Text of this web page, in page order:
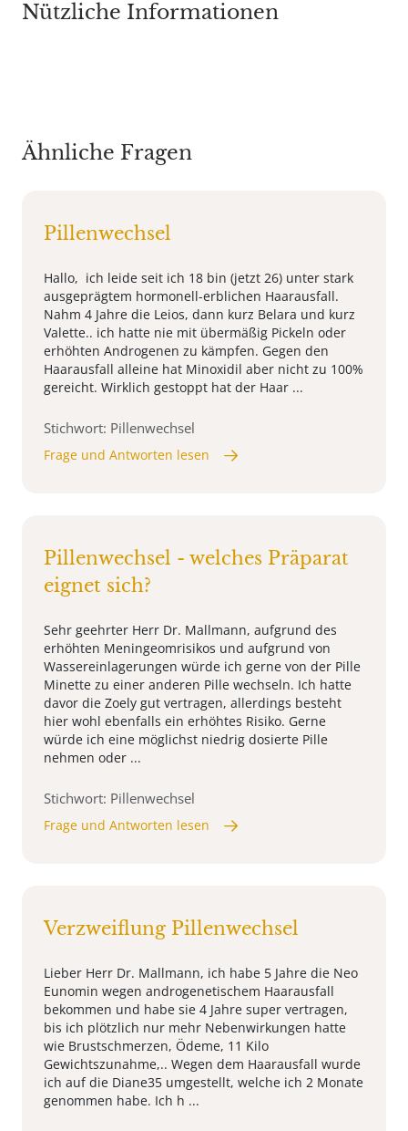
Nützliche Informationen
Ähnliche Fragen
Pillenwechsel
Hallo, ich leide seit ich 18 bin (jetzt 26) unter stark
ausgeprägtem hormonell-erblichen Haarausfall.
Nahm 4 Jahre die Leios, dann kurz Belara und kurz
Valette.. ich hatte nie mit übermäßig Pickeln oder
erhöhten Androgenen zu kämpfen. Gegen den
Haarausfall alleine hat Minoxidil aber nicht zu 100%
gereicht. Wirklich gestoppt hat der Haar ...
Stichwort: Pillenwechsel
Frage und Antworten lesen
Pillenwechsel - welches Präparat
eignet sich?
Sehr geehrter Herr Dr. Mallmann, aufgrund des
erhöhten Meningeomrisikos und aufgrund von
Wassereinlagerungen würde ich gerne von der Pille
Minette zu einer anderen Pille wechseln. Ich hatte
davor die Zoely gut vertragen, allerdings besteht
hier wohl ebenfalls ein erhöhtes Risiko. Gerne
würde ich eine möglichst niedrig dosierte Pille
nehmen oder ...
Stichwort: Pillenwechsel
Frage und Antworten lesen
Verzweiflung Pillenwechsel
Lieber Herr Dr. Mallmann, ich habe 5 Jahre die Neo
Eunomin wegen androgenetischem Haarausfall
bekommen und habe sie 4 Jahre super vertragen,
bis ich plötzlich nur mehr Nebenwirkungen hatte
wie Brustschmerzen, Ödeme, 11 Kilo
Gewichtszunahme,.. Wegen dem Haarausfall wurde
ich auf die Diane35 umgestellt, welche ich 2 Monate
genommen habe. Ich h ...